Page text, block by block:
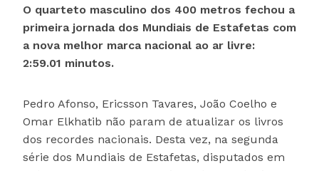
O quarteto masculino dos 400 metros fechou a
primeira jornada dos Mundiais de Estafetas com
a nova melhor marca nacional ao ar livre:
2:59.01 minutos.
Pedro Afonso, Ericsson Tavares, João Coelho e
Omar Elkhatib não param de atualizar os livros
dos recordes nacionais. Desta vez, na segunda
série dos Mundiais de Estafetas, disputados em